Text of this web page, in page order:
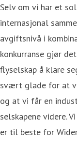
Selv om vi har et
internasjonal
avgiftsnivå i
konkurranse gjør
flyselskap å klare
svært glade for at vi
og at vi får en
selskapene videre.
er til beste for